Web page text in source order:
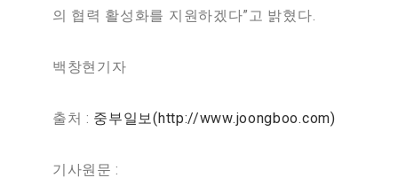
의 협력 활성화를 지원하겠다”고 밝혔다.
백창현기자
출처 : 중부일보(http://www.joongboo.com)
기사원문 :